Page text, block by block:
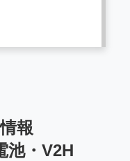
報
池・V2H